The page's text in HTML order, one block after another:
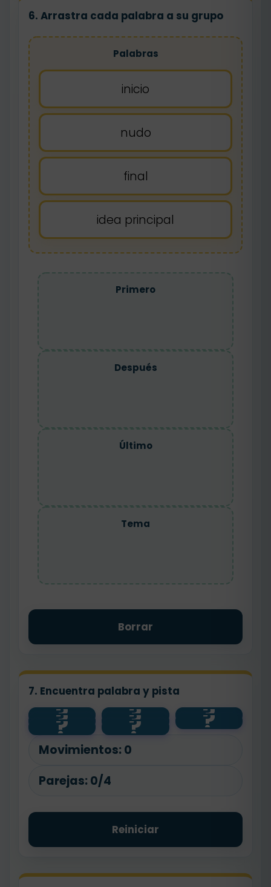
6. Arrastra cada palabra a su grupo
Palabras
inicio
nudo
final
idea principal
Primero
Después
Último
Tema
Borrar
7. Encuentra palabra y pista
?
tema ?
primero ?
nudo
?
último ?
final ?
inicio
?
después ?
idea
principal
Movimientos: 0
Parejas: 0/4
Reiniciar